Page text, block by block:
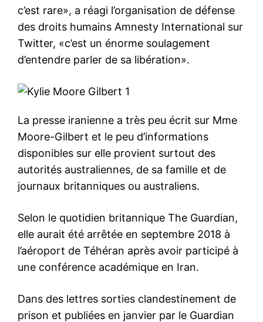
c’est rare», a réagi l’organisation de défense
des droits humains Amnesty International sur
Twitter, «c’est un énorme soulagement
d’entendre parler de sa libération».
La presse iranienne a très peu écrit sur Mme
Moore-Gilbert et le peu d’informations
disponibles sur elle provient surtout des
autorités australiennes, de sa famille et de
journaux britanniques ou australiens.
Selon le quotidien britannique The Guardian,
elle aurait été arrêtée en septembre 2018 à
l’aéroport de Téhéran après avoir participé à
une conférence académique en Iran.
Dans des lettres sorties clandestinement de
prison et publiées en janvier par le Guardian